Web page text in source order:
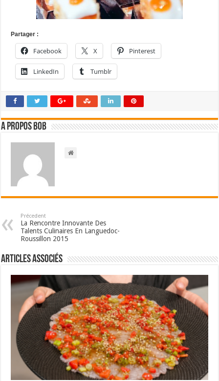
Partager :
Facebook X Pinterest
LinkedIn Tumblr
A propos bOb
Précedent
La Rencontre Innovante Des
Talents Culinaires En Languedoc-
Roussillon 2015
Articles associés